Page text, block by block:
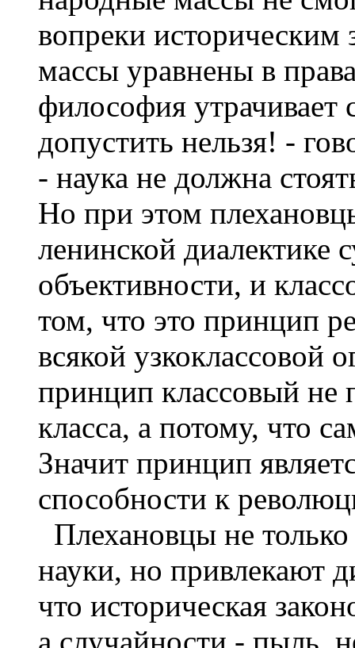
вопреки
массы уравнены в
философия утрачивает
допустить нельзя! -
- наука не должна
Но при этом
ленинской диалектике
объективности, и
том, что это принцип
всякой узкоклассовой
принцип классовый не
класса, а потому, что
Значит принцип
способности к
Плехановцы не
науки, но привлекают
что историческая